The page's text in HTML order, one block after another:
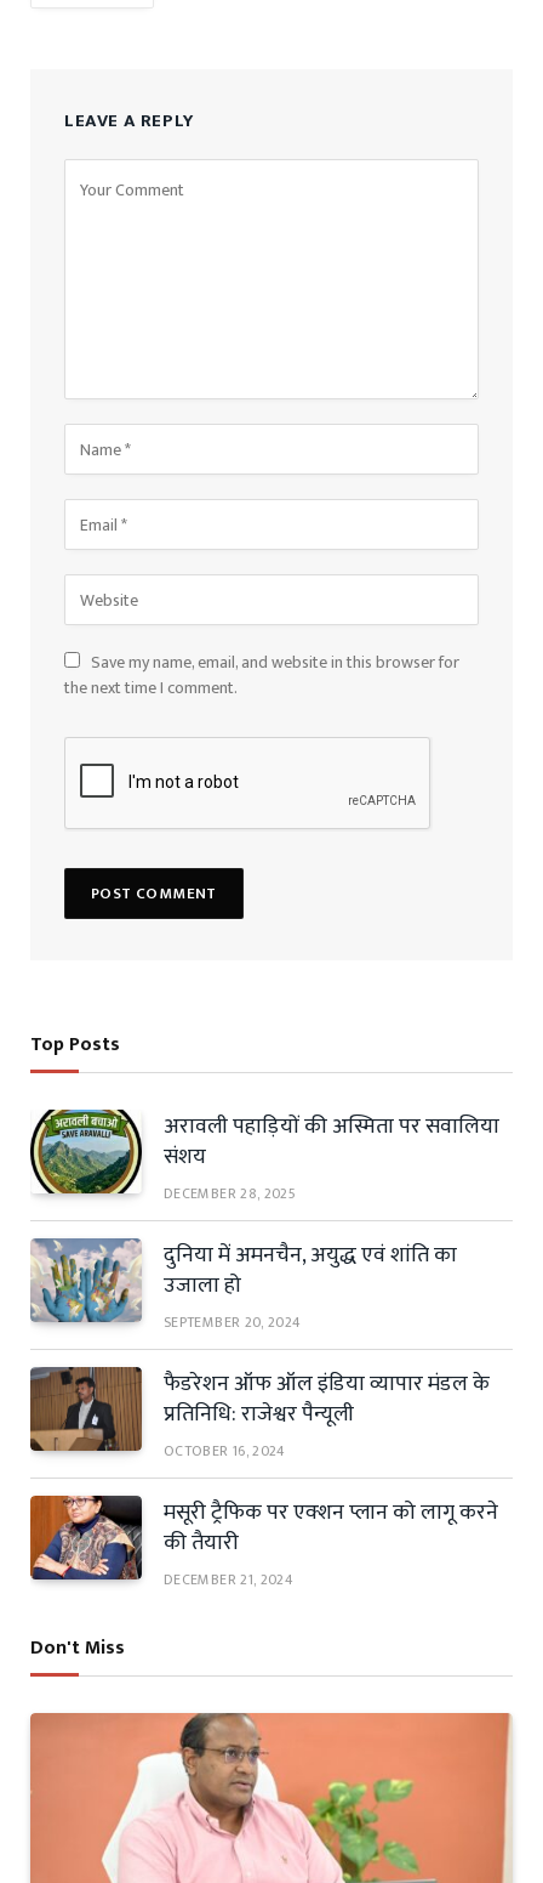
LEAVE A REPLY
Save my name, email, and website in this browser for
the next time I comment.
Top Posts
अरावली पहाड़ियों की अस्मिता पर सवालिया
संशय
DECEMBER 28, 2025
दुनिया में अमनचैन, अयुद्ध एवं शांति का
उजाला हो
SEPTEMBER 20, 2024
फैडरेशन ऑफ ऑल इंडिया व्यापार मंडल के
प्रतिनिधि: राजेश्वर पैन्यूली
OCTOBER 16, 2024
मसूरी ट्रैफिक पर एक्शन प्लान को लागू करने
की तैयारी
DECEMBER 21, 2024
Don't Miss